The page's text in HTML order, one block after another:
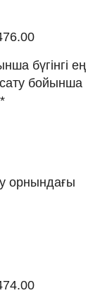
бүгінгі ең
бойынша
орнындағы